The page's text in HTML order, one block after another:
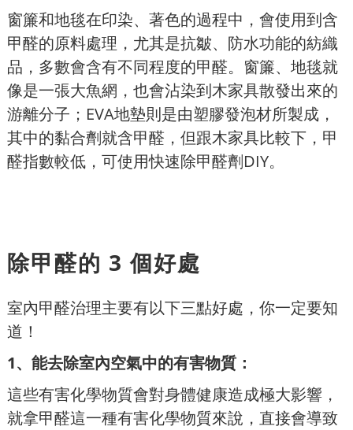
窗簾和地毯在印染、著色的過程中，會使用到含
甲醛的原料處理，尤其是抗皺、防水功能的紡織
品，多數會含有不同程度的甲醛。窗簾、地毯就
像是一張大魚網，也會沾染到木家具散發出來的
游離分子；EVA地墊則是由塑膠發泡材所製成，
其中的黏合劑就含甲醛，但跟木家具比較下，甲
醛指數較低，可使用快速除甲醛劑DIY。
除甲醛的 3 個好處
室內甲醛治理主要有以下三點好處，你一定要知
道！
1、能去除室內空氣中的有害物質：
這些有害化學物質會對身體健康造成極大影響，
就拿甲醛這一種有害化學物質來說，直接會導致